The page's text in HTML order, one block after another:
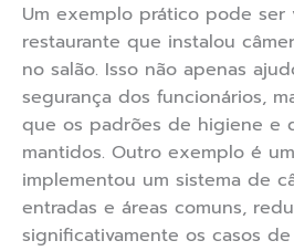
Um exemplo prático pode ser
restaurante que instalou
no salão. Isso não apenas
segurança dos funcionários,
que os padrões de higiene e
mantidos. Outro exemplo é
implementou um sistema de
entradas e áreas comuns,
significativamente os casos de